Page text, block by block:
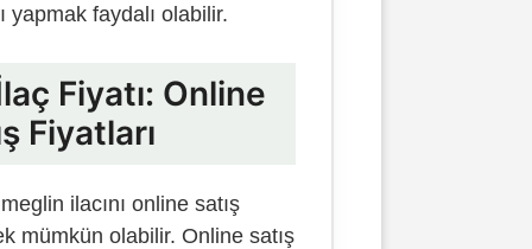
yapmak faydalı olabilir.
Fiyatı: Online
Fiyatları
ilacını online satış
mümkün olabilir. Online satış